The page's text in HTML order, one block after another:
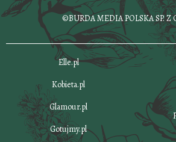
©BURDA MEDIA POLSKA SP. Z
Elle.pl
Kobieta.pl
Glamour.pl
Gotujmy.pl